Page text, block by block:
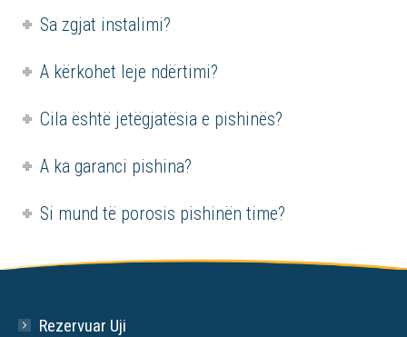
Sa zgjat instalimi?
A kërkohet leje ndërtimi?
Cila është jetëgjatësia e pishinës?
A ka garanci pishina?
Si mund të porosis pishinën time?
Rezervuar Uji